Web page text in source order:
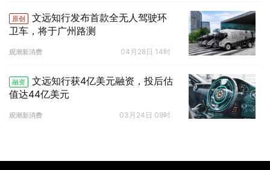
原创
文远知行发布首款全无人驾驶环
卫车，将于广州路测
观潮新消费 04月28日 14时
融资
文远知行获4亿美元融资，投后估
值达44亿美元
观潮新消费 03月24日 09时